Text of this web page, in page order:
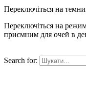
Переключіться на
Переключіться на
приємним для очей в
Search for: